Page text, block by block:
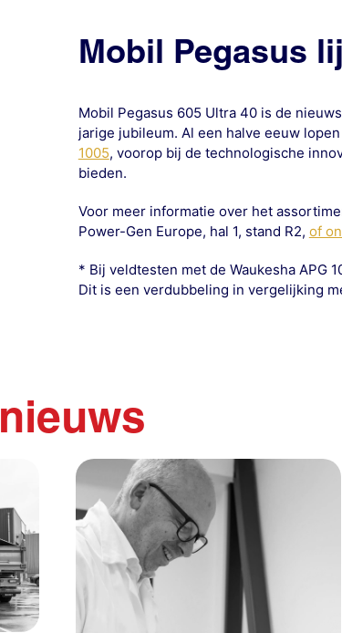
Mobil Pegasus
Mobil Pegasus 605 Ultra 40 is de
jarige jubileum. Al een halve eeuw
1005, voorop bij de technologische
bieden.
Voor meer informatie over het
Power-Gen Europe, hal 1, stand R2, of
* Bij veldtesten met de Waukesha APG
Dit is een verdubbeling in vergelijking
nieuws